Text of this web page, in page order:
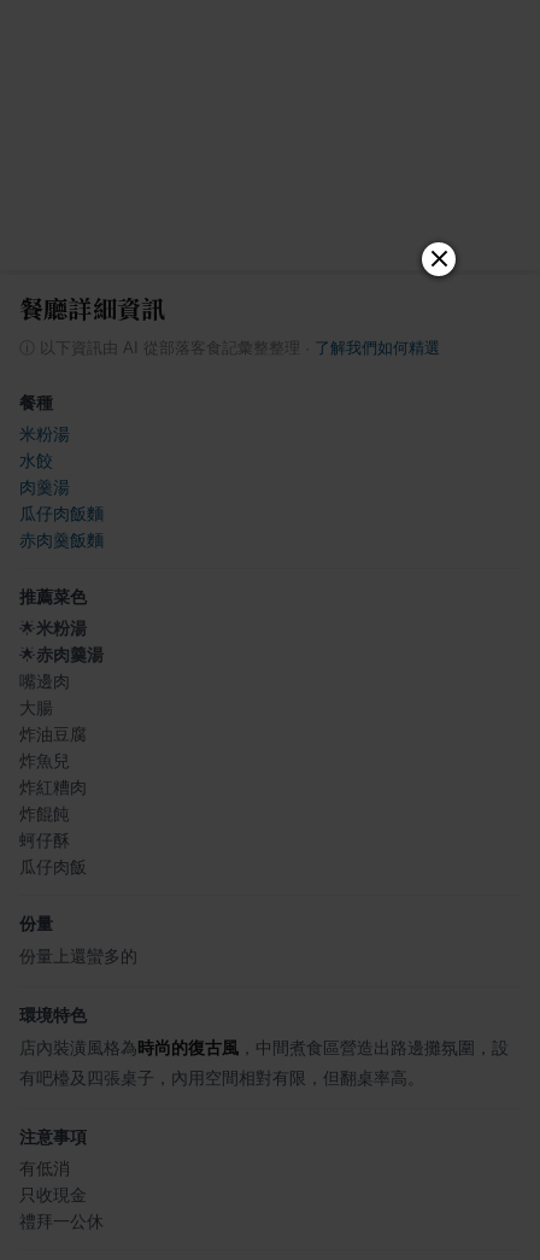
餐廳詳細資訊
以下資訊由 AI 從部落客食記彙整整理 了解我們如何精選
餐種
米粉湯
水餃
肉羹湯
瓜仔肉飯麵
赤肉羹飯麵
推薦菜色
🌟米粉湯
🌟赤肉羹湯
嘴邊肉
大腸
炸油豆腐
炸魚兒
炸紅糟肉
炸餛飩
蚵仔酥
瓜仔肉飯
份量
份量上還蠻多的
環境特色
店內裝潢風格為時尚的復古風 ，中間煮食區營造出路邊攤氛圍，設
有吧檯及四張桌子，內用空間相對有限，但翻桌率高。
注意事項
有低消
只收現金
禮拜一公休